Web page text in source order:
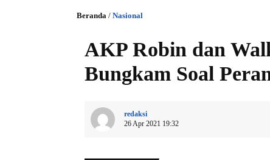
Beranda / Nasional
AKP Robin dan
Bungkam Soal
redaksi
26 Apr 2021 19:32